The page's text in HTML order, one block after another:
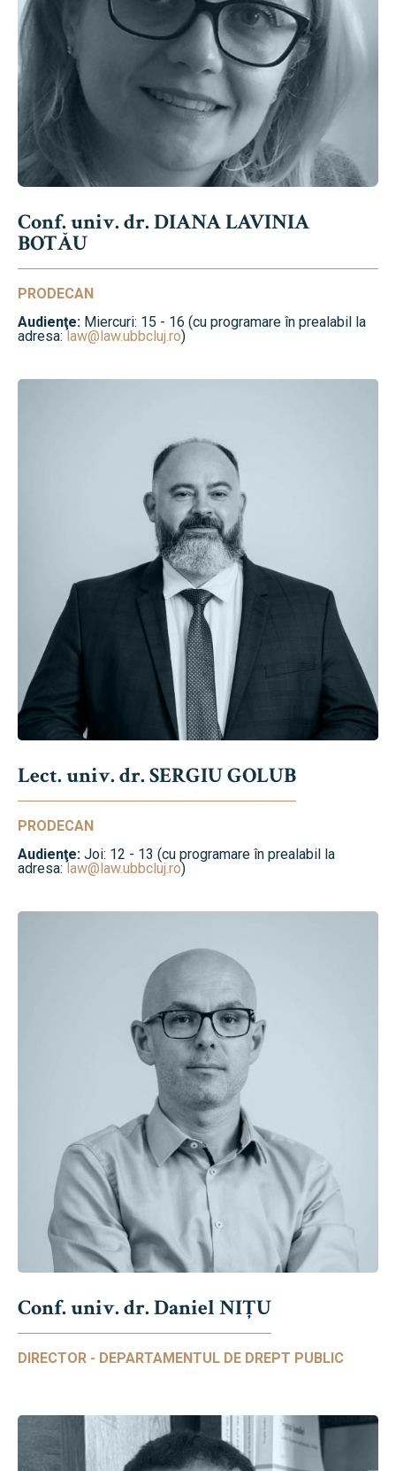
Conf. univ. dr. DIANA LAVINIA
BOTĂU
PRODECAN
Audienţe: Miercuri: 15 - 16 (cu programare în prealabil la
adresa: law@law.ubbcluj.ro)
Lect. univ. dr. SERGIU GOLUB
PRODECAN
Audienţe: Joi: 12 - 13 (cu programare în prealabil la
adresa:law@law.ubbcluj.ro)
Conf. univ. dr. Daniel NIŢU
DIRECTOR - DEPARTAMENTUL DE DREPT PUBLIC